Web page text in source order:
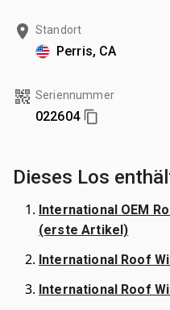
Standort
Perris, CA
Seriennummer
022604
Dieses Los
International OEM
(erste Artikel)
International Roof
International Roof